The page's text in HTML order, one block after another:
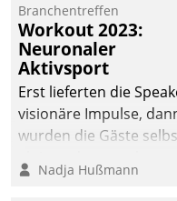
Mammutprojekte
meistern und Workloads
wuppen – bei
anspruchsvollen
Aufgaben und
abnehmendem
Branchentreffen
Workout 2023:
Neuronaler
Aktivsport
Erst lieferten die
visionäre Impulse,
wurden die Gäste
methodisch
Nadja Hußmann